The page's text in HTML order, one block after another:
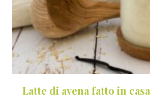
Latte di avena fatto in casa